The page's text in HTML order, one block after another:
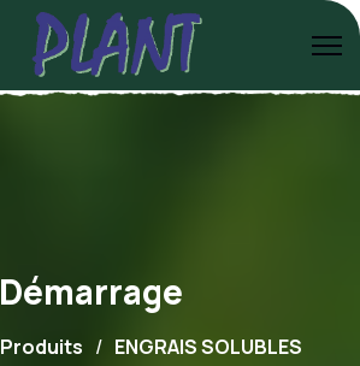
Démarrage
Produits
ENGRAIS SOLUBLES